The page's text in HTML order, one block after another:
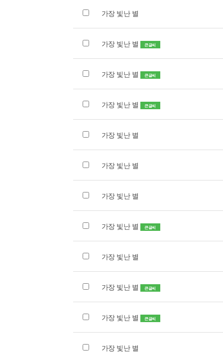
가장 빛난 별
가장 빛난 별 큰글씨
가장 빛난 별 큰글씨
가장 빛난 별 큰글씨
가장 빛난 별
가장 빛난 별
가장 빛난 별
가장 빛난 별 큰글씨
가장 빛난 별
가장 빛난 별 큰글씨
가장 빛난 별 큰글씨
가장 빛난 별